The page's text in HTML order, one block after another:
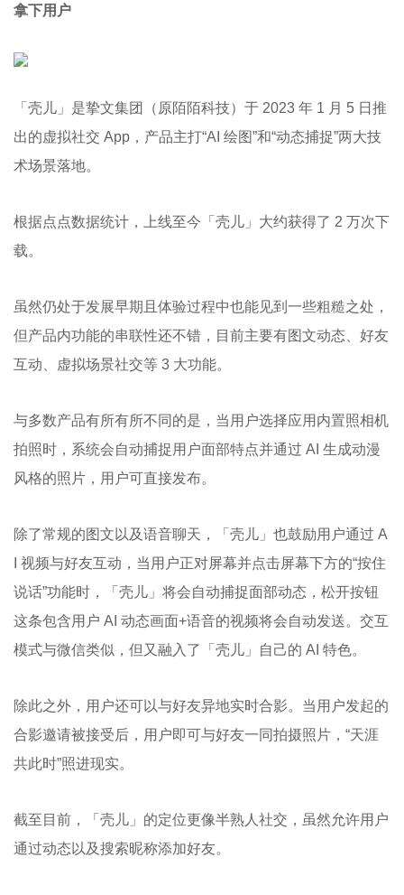
拿下用户
「壳儿」是挚文集团（原陌陌科技）于 2023 年 1 月 5 日推
出的虚拟社交 App，产品主打“AI 绘图”和“动态捕捉”两大技
术场景落地。
根据点点数据统计，上线至今「壳儿」大约获得了 2 万次下
载。
虽然仍处于发展早期且体验过程中也能见到一些粗糙之处，
但产品内功能的串联性还不错，目前主要有图文动态、好友
互动、虚拟场景社交等 3 大功能。
与多数产品有所有所不同的是，当用户选择应用内置照相机
拍照时，系统会自动捕捉用户面部特点并通过 AI 生成动漫
风格的照片，用户可直接发布。
除了常规的图文以及语音聊天，「壳儿」也鼓励用户通过 A
I 视频与好友互动，当用户正对屏幕并点击屏幕下方的“按住
说话”功能时，「壳儿」将会自动捕捉面部动态，松开按钮
这条包含用户 AI 动态画面+语音的视频将会自动发送。交互
模式与微信类似，但又融入了「壳儿」自己的 AI 特色。
除此之外，用户还可以与好友异地实时合影。当用户发起的
合影邀请被接受后，用户即可与好友一同拍摄照片，“天涯
共此时”照进现实。
截至目前，「壳儿」的定位更像半熟人社交，虽然允许用户
通过动态以及搜索昵称添加好友。